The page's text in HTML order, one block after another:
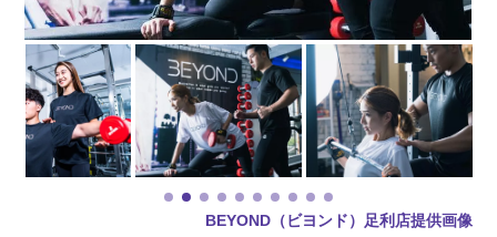
BEYOND（ビヨンド）足利店提供画像